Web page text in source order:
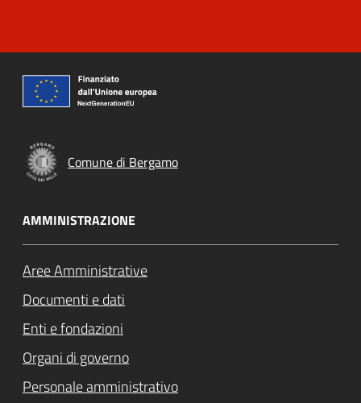
Comune di Bergamo
AMMINISTRAZIONE
Aree Amministrative
Documenti e dati
Enti e fondazioni
Organi di governo
Personale amministrativo